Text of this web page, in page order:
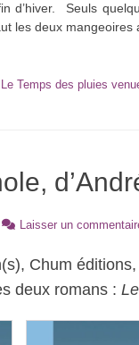
d’hiver. Seuls
les deux mangeoires
Le Temps des pluies
Laisser un
Chum
deux romans :